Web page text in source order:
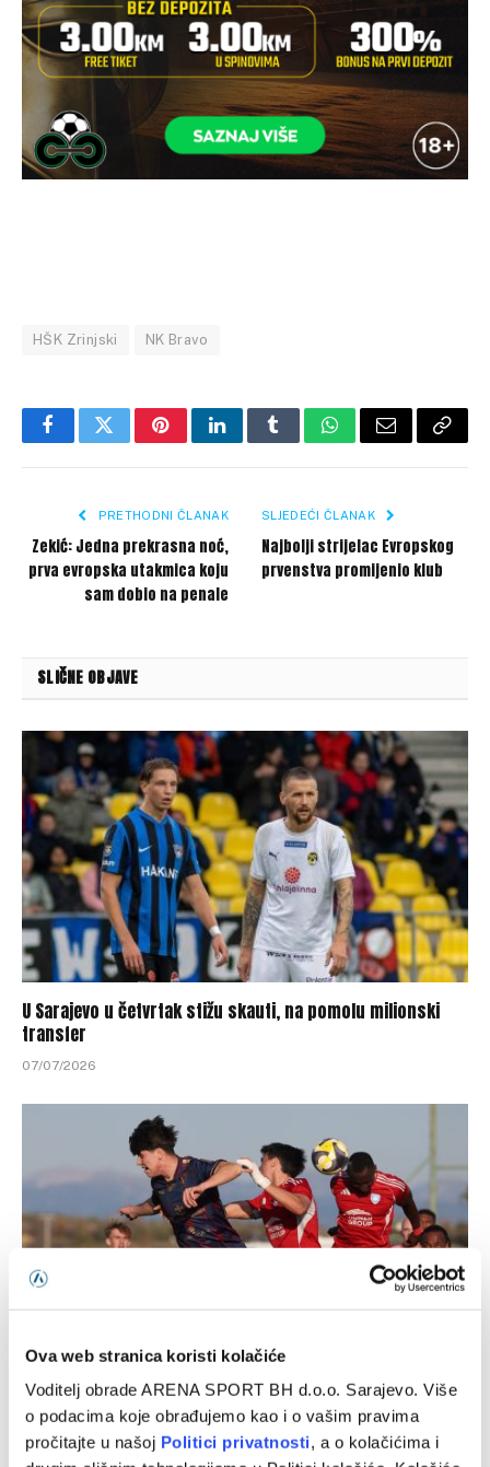
Ova web stranica koristi kolačiće
Voditelj obrade ARENA SPORT BH d.o.o. Sarajevo. Više
o podacima koje obrađujemo kao i o vašim pravima
pročitajte u našoj Politici privatnosti, a o kolačićima i
HŠK Zrinjski NK Bravo
FacebookTwitterPinterestLinkedInTumblrWhatsApp
Email Copy
PRETHODNI ČLANAK
Zekić: Jedna prekrasna noć,
prva evropska utakmica koju
sam dobio na penale
SLJEDEĆI ČLANAK
Najbolji strijelac Evropskog
prvenstva promijenio klub
SLIČNE OBJAVE
U Sarajevo u četvrtak stižu skauti, na pomolu milionski
transfer
07/07/2026
UEFA izbacila jedan klub iz Konferencijske lige zbog
namještanja utakmica
03/06/2026